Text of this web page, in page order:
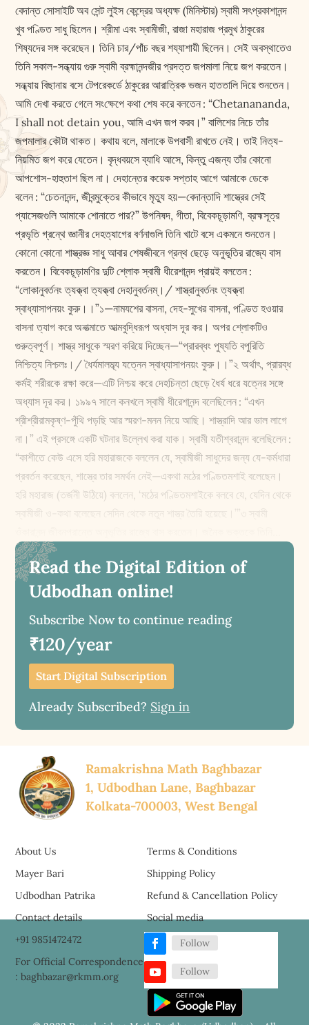
বেদান্ত সোসাইটি অব সেন্ট লুইস কেন্দ্রের অধ্যক্ষ (মিনিস্টার) স্বামী সৎপ্রকাশানন্দ
খুব পণ্ডিত সাধু ছিলেন। শ্রীমা এবং স্বামীজী, রাজা মহারাজ প্রমুখ ঠাকুরের
শিষ্যদের সঙ্গ করেছেন। তিনি চার/পাঁচ বছর শয্যাশায়ী ছিলেন। সেই অবস্থাতেও
তিনি সকাল-সন্ধ্যায় গুরু স্বামী ব্রহ্মানন্দজীর প্রদত্ত জপমালা নিয়ে জপ করতেন।
সন্ধ্যায় বিছানায় বসে টেপরেকর্ডে ঠাকুরের আরাত্রিক ভজন হাততালি দিয়ে শুনতেন।
আমি দেখা করতে গেলে সং‌ক্ষেপে কথা শেষ করে বলতেন : “Chetanananda,
I shall not detain you, আমি এখন জপ করব।” বালিশের নিচে তাঁর
জপমালার কৌটা থাকত। কথায় বলে, মালাকে উপবাসী রাখতে নেই। তাই নিত্য-
নিয়মিত জপ করে যেতেন। বৃদ্ধবয়সে ব্যাধি আসে, কিন্তু এজন্য তাঁর কোনো
আপশোস-হাহুতাশ ছিল না। দেহান্তের কয়েক সপ্তাহ আগে আমাকে ডেকে
বলেন : “চেতনানন্দ, জীবন্মুক্তের কীভাবে মৃত্যু হয়—বেদান্তাদি শাস্ত্রের সেই
প্যাসেজগুলি আমাকে শোনাতে পার?” উপনিষদ, গীতা, বিবেকচূড়ামণি, ব্রহ্মসূত্র
প্রভৃতি গ্রন্থে জ্ঞানীর দেহত্যাগের বর্ণনাগুলি তিনি খাটে বসে একমনে শুনতেন।
কোনো কোনো শাস্ত্রজ্ঞ সাধু আবার শেষজীবনে গ্রন্থ ছেড়ে অনুভূতির রাজ্যে বাস
করতেন। বিবেকচূড়ামণির দুটি শ্লোক স্বামী ধীরেশানন্দ প্রায়ই বলতেন :
“লোকানুবর্তনং ত্যক্ত্বা ত্যক্ত্বা দেহানুবর্তনম্।/ শাস্ত্রানুবর্তনং ত্যক্ত্বা
স্বাধ্যাসাপনয়ং কুরু।।”১—নামযশের বাসনা, দেহ-সুখের বাসনা, পণ্ডিত হওয়ার
বাসনা ত্যাগ করে অনাত্মাতে আত্মবুদ্ধিরূপ অধ্যাস দূর কর। অপর শ্লোকটিও
গুরুত্বপূর্ণ। শাস্ত্র সাধুকে স্মরণ করিয়ে দিচ্ছেন—“প্রারব্ধং পুষ্যতি বপুরিতি
নিশ্চিত্য নিশ্চলঃ।/ ধৈর্যমালম্ব্য যত্নেন স্বাধ্যাসাপনয়ং কুরু।।”২ অর্থাৎ, প্রারব্ধ
কর্মই শরীরকে র‌ক্ষা করে—এটি নিশ্চয় করে দেহচিন্তা ছেড়ে ধৈর্য ধরে যত্নের সঙ্গে
অধ্যাস দূর কর। ১৯৯৭ সালে কনখলে স্বামী ধীরেশানন্দ বলেছিলেন : “এখন
শ্রীশ্রীরামকৃষ্ণ-পুঁথি পড়ছি আর স্মরণ-মনন নিয়ে আছি। শাস্ত্রাদি আর ভাল লাগে
না।” এই প্রসঙ্গে একটি ঘটনার উল্লেখ করা যাক। স্বামী যতীশ্বরানন্দ বলেছিলেন :
“কাশীতে কেউ এসে হরি মহারাজকে বললেন যে, স্বামীজী সাধুদের জন্য যে-কর্মধারা
প্রবর্তন করেছেন, শাস্ত্রে তার সমর্থন নেই—একথা মঠের পণ্ডিতমশাই বলেছেন।
হরি মহারাজ (তর্জনী উঠিয়ে) বললেন, ‘মঠের পণ্ডিতমশাইকে বলবে যে, যেদিন থেকে
স্বামীজী ও-কথা বলেছেন সেদিন থেকে নতুন শাস্ত্র তৈরি হয়েছে।’”৩ স্বামী
Read the Digital Edition of
Udbodhan online!
Subscribe Now to continue reading
₹120/year
Start Digital Subscription
Already Subscribed? Sign in
Ramakrishna Math Baghbazar
1, Udbodhan Lane, Baghbazar
Kolkata-700003, West Bengal
About Us
Mayer Bari
Udbodhan Patrika
Terms & Conditions
Shipping Policy
Refund & Cancellation Policy
Contact details
+91 9851472472
For Official Correspondence
: baghbazar@rkmm.org
Social media
Follow
Follow